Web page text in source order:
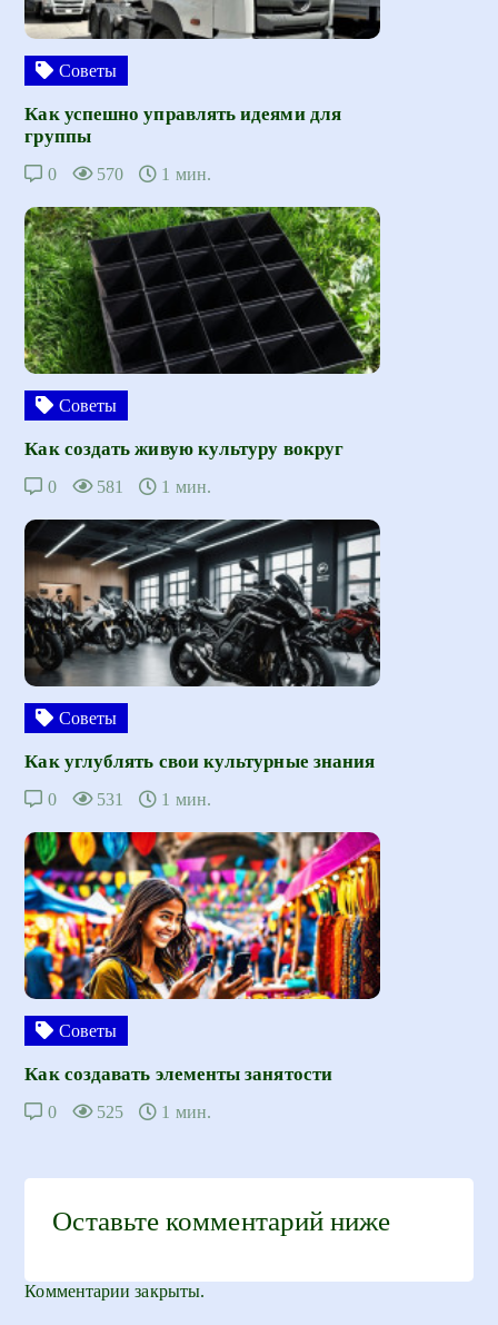
Советы
Как успешно управлять идеями для
группы
0 570 1 мин.
Советы
Как создать живую культуру вокруг
0 581 1 мин.
Советы
Как углублять свои культурные знания
0 531 1 мин.
Советы
Как создавать элементы занятости
0 525 1 мин.
Оставьте комментарий ниже
Комментарии закрыты.